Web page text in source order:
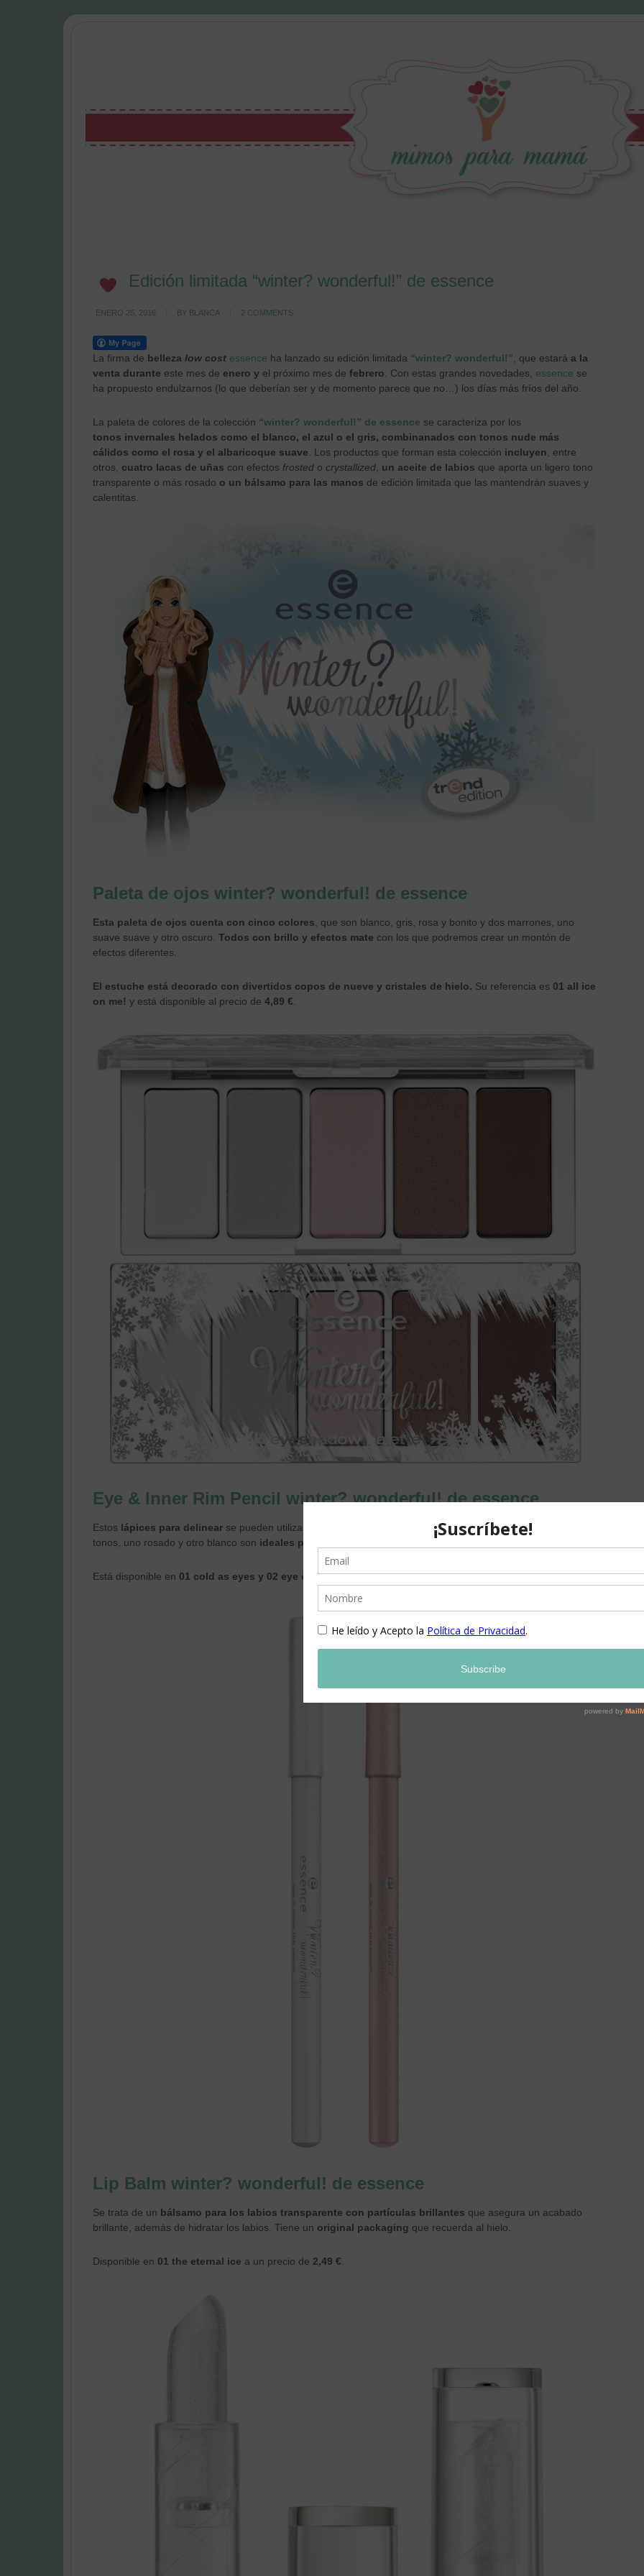
Edición limitada “winter? wonderful!” de essence
ENERO 25, 2016 BY BLANCA 2 COMMENTS
La firma de belleza low cost essence ha lanzado su edición limitada “winter? wonderful!” , que estará a la
venta durante este mes de enero y el próximo mes de febrero . Con estas grandes novedades, essence se
ha propuesto endulzarnos (lo que deberían ser y de momento parece que no…) los días más fríos del año.
La paleta de colores de la colección “winter? wonderful!” de essence se caracteriza por los
tonos invernales helados como el blanco, el azul o el gris, combinanados con tonos nude más
cálidos como el rosa y el albaricoque suave . Los productos que forman esta colección incluyen , entre
otros, cuatro lacas de uñas con efectos frosted o crystallized un aceite de labios que aporta un ligero tono
transparente o más rosado o un bálsamo para las manos de edición limitada que las mantendrán suaves y
calentitas.
Paleta de ojos winter? wonderful! de essence
Esta paleta de ojos cuenta con cinco colores, que son blanco, gris, rosa y bonito y dos marrones, uno
suave suave y otro oscuro. Todos con brillo y efectos mate con los que podremos crear un montón de
efectos diferentes.
El estuche está decorado con divertidos copos de nueve y cristales de hielo. Su referencia es 01 all ice
on me! y está disponible al precio de 4,89 €.
Eye & Inner Rim Pencil winter? wonderful! de essence
Estos lápices para delinear se pueden utilizar en el párpado del ojo, así como en la línea de agua. Sus dos
tonos, uno rosado y otro blanco son ideales para dar luz o toques de destellos
Está disponible en 01 cold as eyes y 02 eye candya un precio de2,49 €cada uno.
Lip Balm winter? wonderful! de essence
Se trata de un bálsamo para los labios transparente con partículas brillantes que asegura un acabado
brillante, además de hidratar los labios. Tiene un original packaging que recuerda al hielo.
Disponible en 01 the eternal ice a un precio de 2,49 €